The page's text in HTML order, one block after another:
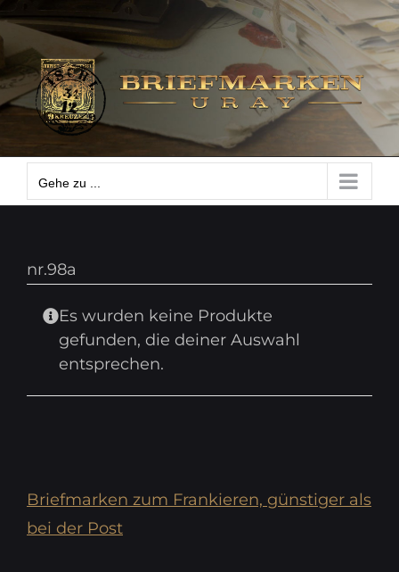
Zum
Inhalt
springen
Gehe zu ...
Gehe zu ...
nr.98a
Es wurden keine Produkte
gefunden, die deiner Auswahl
entsprechen.
Briefmarken zum Frankieren, günstiger als
bei der Post